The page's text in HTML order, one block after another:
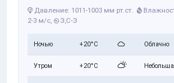
Давление: 1011-1003 мм рт.ст.
2-3 м/с,
З,С-З
Ночью +20°C Облачно
Утром +20°C